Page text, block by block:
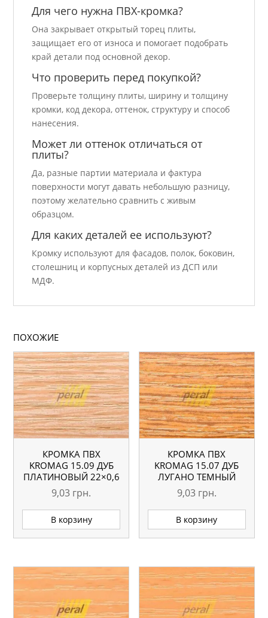
Для чего нужна ПВХ-кромка?
Она закрывает открытый торец плиты,
защищает его от износа и помогает подобрать
край детали под основной декор.
Что проверить перед покупкой?
Проверьте толщину плиты, ширину и толщину
кромки, код декора, оттенок, структуру и способ
нанесения.
Может ли оттенок отличаться от
плиты?
Да, разные партии материала и фактура
поверхности могут давать небольшую разницу,
поэтому желательно сравнить с живым
образцом.
Для каких деталей ее используют?
Кромку используют для фасадов, полок, боковин,
столешниц и корпусных деталей из ДСП или
МДФ.
ПОХОЖИЕ
КРОМКА ПВХ
KROMAG 15.09 ДУБ
ПЛАТИНОВЫЙ 22×0,6
ММ
9,03 грн.
В корзину
КРОМКА ПВХ
KROMAG 15.07 ДУБ
ЛУГАНО ТЕМНЫЙ
22×0,6 ММ
9,03 грн.
В корзину